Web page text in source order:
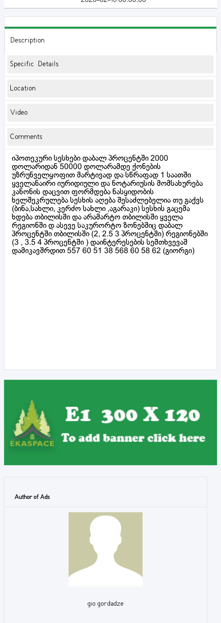
Description
Specific Details
Location
Video
Comments
იპოთეკური სესხები დაბალ პროცენტში 2000
დოლარიდან 50000 დოლარამდე ქონების
უზრუნველყოფით მარტივად და სწრაფად 1 საათში
ყველანაირი იურიდიული და ნოტარიუსის მომსახურება
კანონის დაცვით ფორმდება ნასყიდობის
ხელშეკრულება სესხის აღება შესაძლებელია თუ გაქვს
(ბინა,სახლი, კერძო სახლი ,აგარაკი) სესხის გაცემა
ხდება თბილისში და არამარტო თბილისში ყველა
რეგიონში დ ასევე საკურორტო ზონებშიც დაბალ
პროცენტში თბილისში (2, 2.5 3 პროცენტში) რეგიონებში
(3 , 3.5 4 პროცენტში ) დაინტერესების სემთხვევაშ
დამიკავშრდით 557 60 51 38 568 60 58 62 (გიორგი)
Author of Ads
gio gordadze